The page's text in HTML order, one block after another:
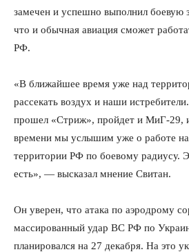
замечен и успешно выполнил боевую
что и обычная авиация сможет
РФ.
«В ближайшее время уже над
рассекать воздух и наши
прошел «Стриж», пройдет и МиГ-29,
времени мы услышим уже о работе
территории РФ по боевому радиусу.
есть», — высказал мнение Свитан.
Он уверен, что атака по аэродрому
массированный удар ВС РФ по
планировался на 27 декабря. На это